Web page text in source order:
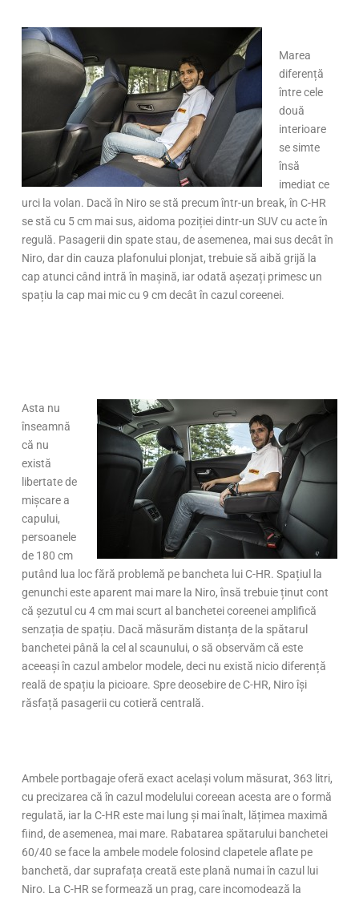
Marea
diferență
între cele
două
interioare
se simte
însă
imediat ce
urci la volan. Dacă în Niro se stă precum într-un break, în C-HR
se stă cu 5 cm mai sus, aidoma poziției dintr-un SUV cu acte în
regulă. Pasagerii din spate stau, de asemenea, mai sus decât în
Niro, dar din cauza plafonului plonjat, trebuie să aibă grijă la
cap atunci când intră în mașină, iar odată așezați primesc un
spațiu la cap mai mic cu 9 cm decât în cazul coreenei.
Asta nu
înseamnă
că nu
există
libertate de
mișcare a
capului,
persoanele
de 180 cm
putând lua loc fără problemă pe bancheta lui C-HR. Spațiul la
genunchi este aparent mai mare la Niro, însă trebuie ținut cont
că șezutul cu 4 cm mai scurt al banchetei coreenei amplifică
senzația de spațiu. Dacă măsurăm distanța de la spătarul
banchetei până la cel al scaunului, o să observăm că este
aceeași în cazul ambelor modele, deci nu există nicio diferență
reală de spațiu la picioare. Spre deosebire de C-HR, Niro își
răsfață pasagerii cu cotieră centrală.
Ambele portbagaje oferă exact același volum măsurat, 363 litri,
cu precizarea că în cazul modelului coreean acesta are o formă
regulată, iar la C-HR este mai lung și mai înalt, lățimea maximă
fiind, de asemenea, mai mare. Rabatarea spătarului banchetei
60/40 se face la ambele modele folosind clapetele aflate pe
banchetă, dar suprafața creată este plană numai în cazul lui
Niro. La C-HR se formează un prag, care incomodează la